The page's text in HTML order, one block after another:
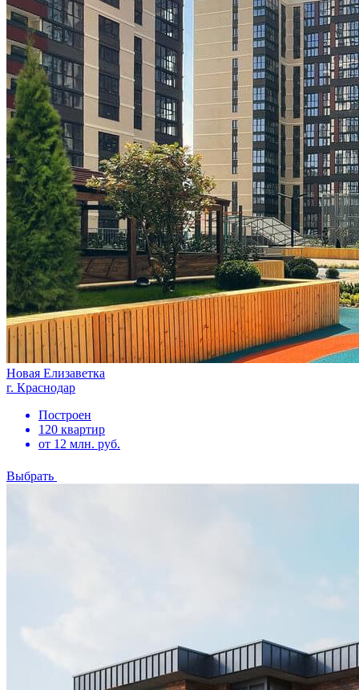
Новая Елизаветка
г. Краснодар
Построен
120 квартир
от 12 млн. руб.
Выбрать